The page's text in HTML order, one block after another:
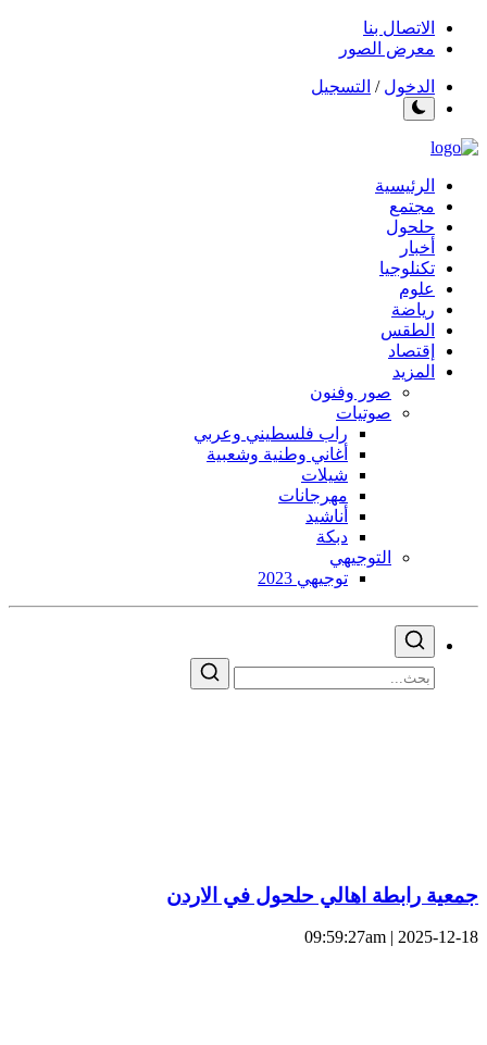
الاتصال بنا
معرض الصور
الدخول / التسجيل
الرئيسية
مجتمع
حلحول
أخبار
تكنلوجيا
علوم
رياضة
الطقس
إقتصاد
المزيد
صور وفنون
صوتيات
راب فلسطيني وعربي
أغاني وطنية وشعبية
شيلات
مهرجانات
أناشيد
دبكة
التوجيهي
توجيهي 2023
جمعية رابطة اهالي حلحول في الاردن
2025-12-18 | 09:59:27am